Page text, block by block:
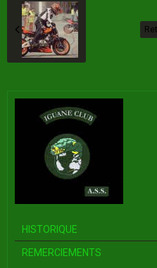
HISTORIQUE
REMERCIEMENTS